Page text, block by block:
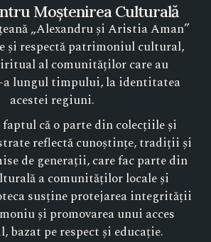
Moștenirea Culturală
„Alexandru și Aristia Aman”
și respectă patrimoniul cultural,
al comunităților care au
lungul timpului, la identitatea
acestei regiuni.
faptul că o parte din colecțiile și
reflectă cunoștințe, tradiții și
de generații, care fac parte din
a comunităților locale și
susține protejarea integrității
și promovarea unui acces
bazat pe respect și educație.